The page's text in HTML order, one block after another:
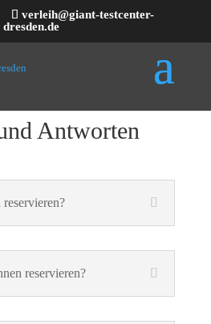
verleih@giant-testcenter-
dresden.de
Antworten
reservieren?